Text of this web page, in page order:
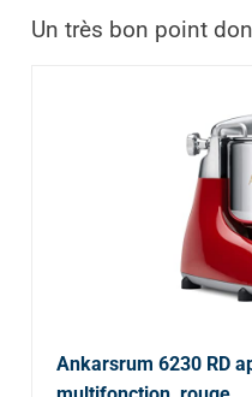
Un très bon point
Ankarsrum 6230 RD